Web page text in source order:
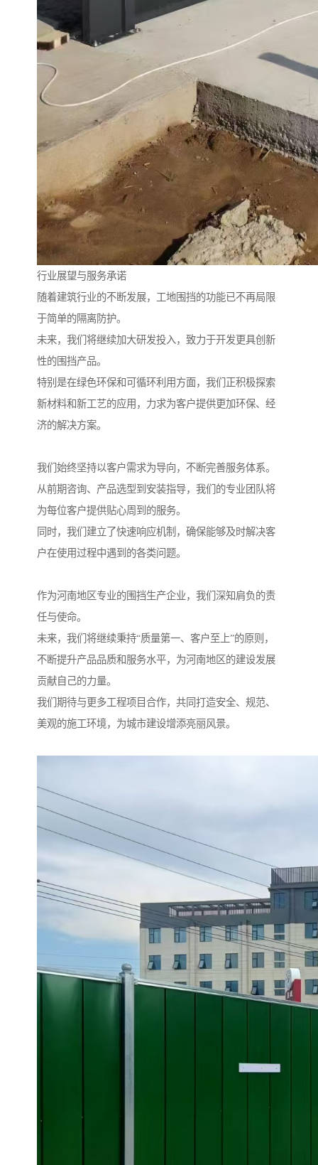
行业展望与服务承诺
随着建筑行业的不断发展，工地围挡的功能已不再局限
于简单的隔离防护。
未来，我们将继续加大研发投入，致力于开发更具创新
性的围挡产品。
特别是在绿色环保和可循环利用方面，我们正积极探索
新材料和新工艺的应用，力求为客户提供更加环保、经
济的解决方案。
我们始终坚持以客户需求为导向，不断完善服务体系。
从前期咨询、产品选型到安装指导，我们的专业团队将
为每位客户提供贴心周到的服务。
同时，我们建立了快速响应机制，确保能够及时解决客
户在使用过程中遇到的各类问题。
作为河南地区专业的围挡生产企业，我们深知肩负的责
任与使命。
未来，我们将继续秉持“质量第一、客户至上”的原则，
不断提升产品品质和服务水平，为河南地区的建设发展
贡献自己的力量。
我们期待与更多工程项目合作，共同打造安全、规范、
美观的施工环境，为城市建设增添亮丽风景。